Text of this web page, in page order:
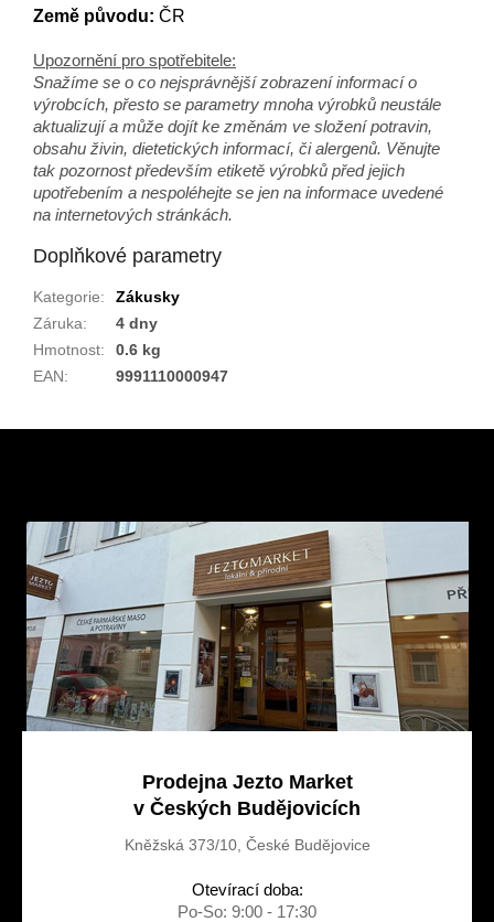
Země původu: ČR
Upozornění pro spotřebitele:
Snažíme se o co nejsprávnější zobrazení informací o
výrobcích, přesto se parametry mnoha výrobků neustále
aktualizují a může dojít ke změnám ve složení potravin,
obsahu živin, dietetických informací, či alergenů. Věnujte
tak pozornost především etiketě výrobků před jejich
upotřebením a nespoléhejte se jen na informace uvedené
na internetových stránkách.
Doplňkové parametry
Kategorie:
Zákusky
Záruka:
4 dny
Hmotnost:
0.6 kg
EAN: 9991110000947
Prodejna Jezto Market
v Českých Budějovicích
Kněžská 373/10, České Budějovice
Otevírací doba:
Po-So: 9:00 - 17:30